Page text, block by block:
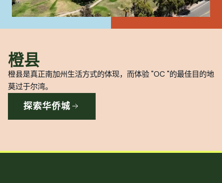
橙县
橙县是真正南加州生活方式的体现，而体验 "OC "的最佳目的地
莫过于尔湾。
探索华侨城